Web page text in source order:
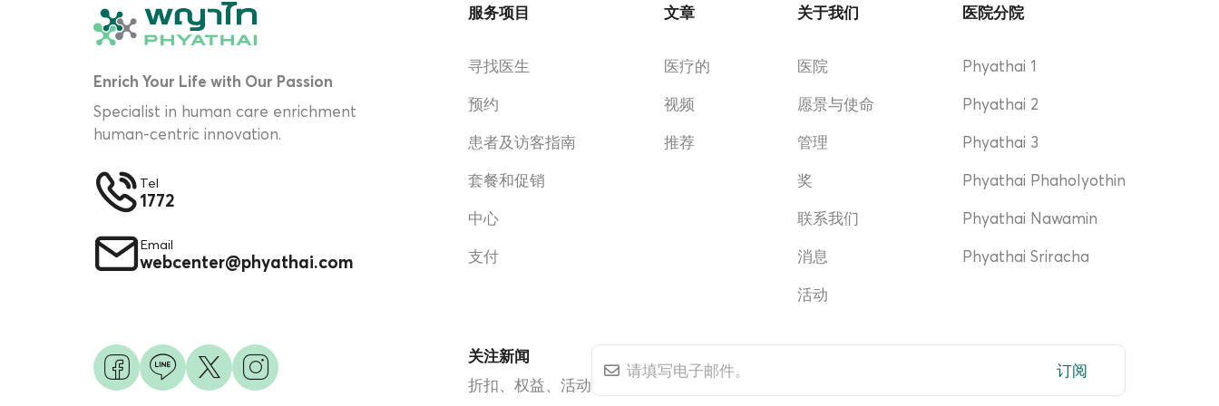
Enrich Your Life with Our Passion
Specialist in human care enrichment
human-centric innovation.
Tel
1772
Email
webcenter@phyathai.com
服务项目
寻找医生
预约
患者及访客指南
套餐和促销
中心
支付
文章
医疗的
视频
推荐
关于我们
医院
愿景与使命
管理
奖
联系我们
消息
活动
医院分院
Phyathai 1
Phyathai 2
Phyathai 3
Phyathai Phaholyothin
Phyathai Nawamin
Phyathai Sriracha
关注新闻
折扣、权益、活动
订阅